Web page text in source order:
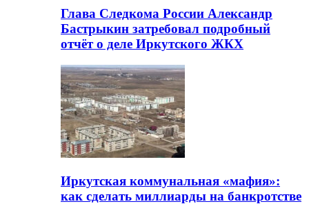
Глава Следкома России Александр
Бастрыкин затребовал подробный
отчёт о деле Иркутского ЖКХ
Иркутская коммунальная «мафия»:
как сделать миллиарды на банкротстве